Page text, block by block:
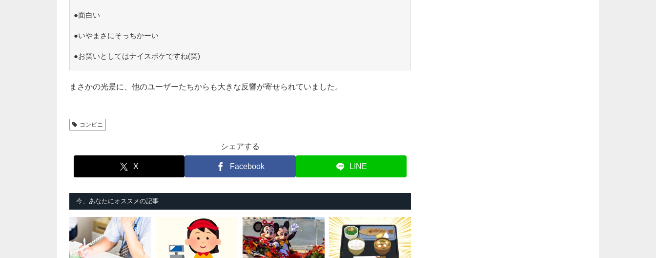
●面白い
●いやまさにそっちかーい
●お笑いとしてはナイスボケですね(笑)
まさかの光景に、他のユーザーたちからも大きな反響が寄せられていました。
コンビニ
シェアする
X Facebook LINE
今、あなたにオススメの記事